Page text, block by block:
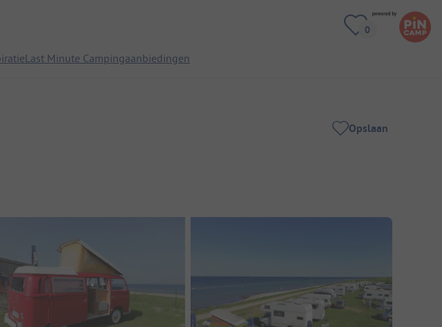
Last Minute Campingaanbiedingen
Opslaan